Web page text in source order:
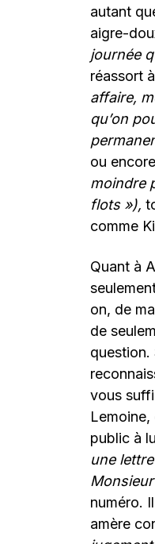
autant
aigre-
journée
réassort
affaire,
qu’on
ou
moindre
flots »),
comme
Quant à
on, de
de
question.
vous
Lemoine,
public à
une
numéro.
amère